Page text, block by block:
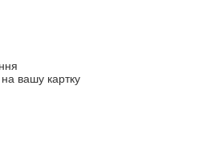
вашу картку